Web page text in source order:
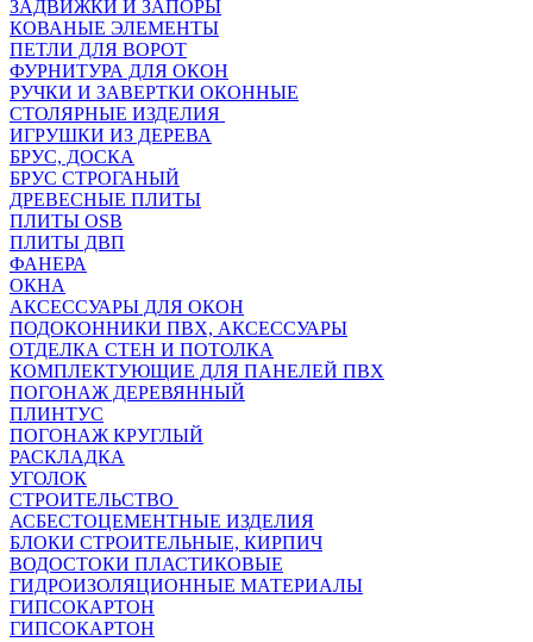
ЗАДВИЖКИ И ЗАПОРЫ
КОВАНЫЕ ЭЛЕМЕНТЫ
ПЕТЛИ ДЛЯ ВОРОТ
ФУРНИТУРА ДЛЯ ОКОН
РУЧКИ И ЗАВЕРТКИ ОКОННЫЕ
СТОЛЯРНЫЕ ИЗДЕЛИЯ
ИГРУШКИ ИЗ ДЕРЕВА
БРУС, ДОСКА
БРУС СТРОГАНЫЙ
ДРЕВЕСНЫЕ ПЛИТЫ
ПЛИТЫ OSB
ПЛИТЫ ДВП
ФАНЕРА
ОКНА
АКСЕССУАРЫ ДЛЯ ОКОН
ПОДОКОННИКИ ПВХ, АКСЕССУАРЫ
ОТДЕЛКА СТЕН И ПОТОЛКА
КОМПЛЕКТУЮЩИЕ ДЛЯ ПАНЕЛЕЙ ПВХ
ПОГОНАЖ ДЕРЕВЯННЫЙ
ПЛИНТУС
ПОГОНАЖ КРУГЛЫЙ
РАСКЛАДКА
УГОЛОК
СТРОИТЕЛЬСТВО
АСБЕСТОЦЕМЕНТНЫЕ ИЗДЕЛИЯ
БЛОКИ СТРОИТЕЛЬНЫЕ, КИРПИЧ
ВОДОСТОКИ ПЛАСТИКОВЫЕ
ГИДРОИЗОЛЯЦИОННЫЕ МАТЕРИАЛЫ
ГИПСОКАРТОН
ГИПСОКАРТОН